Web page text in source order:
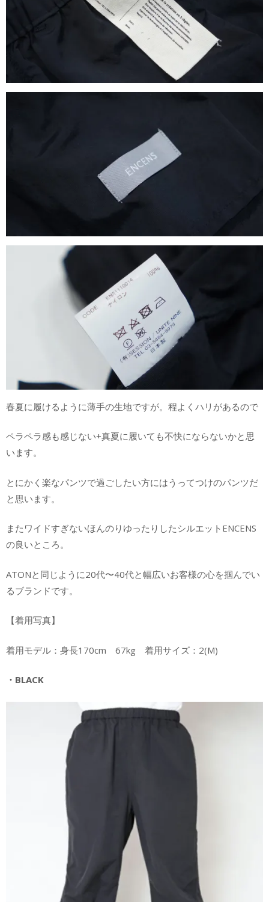
春夏に履けるように薄手の生地ですが。程よくハリがあるので
ペラペラ感も感じない+真夏に履いても不快にならないかと思
います。
とにかく楽なパンツで過ごしたい方にはうってつけのパンツだ
と思います。
またワイドすぎないほんのりゆったりしたシルエットENCENS
の良いところ。
ATONと同じように20代〜40代と幅広いお客様の心を掴んでい
るブランドです。
【着用写真】
着用モデル：身長170cm 67kg 着用サイズ：2(M)
・BLACK